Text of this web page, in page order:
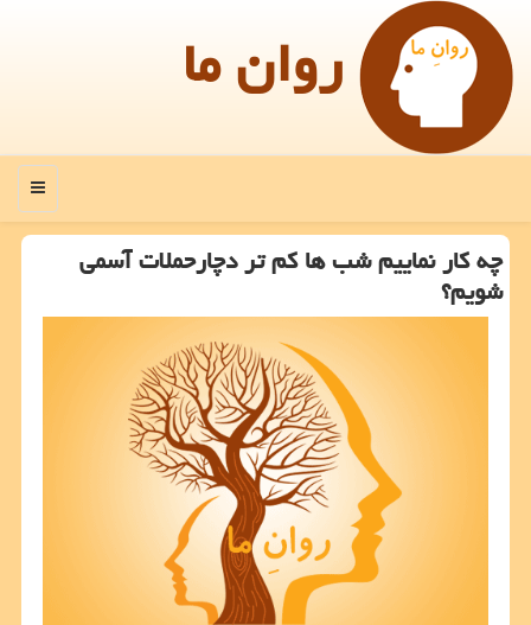
روان ما
منو
چه كار نماییم شب ها كم تر دچارحملات آسمی
شویم؟